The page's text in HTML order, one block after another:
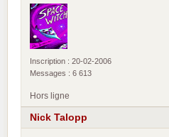
Inscription : 20-02-2006
Messages : 6 613
Hors ligne
Nick Talopp